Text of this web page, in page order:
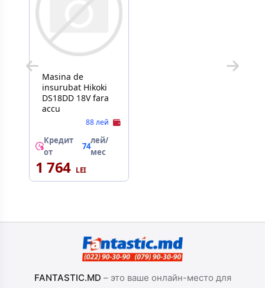
Masina de
insurubat Hikoki
DS18DD 18V fara
accu
88 лей
Кредит
от
74
лей/
мес
1 764
FANTASTIC.MD – это ваше онлайн-место для